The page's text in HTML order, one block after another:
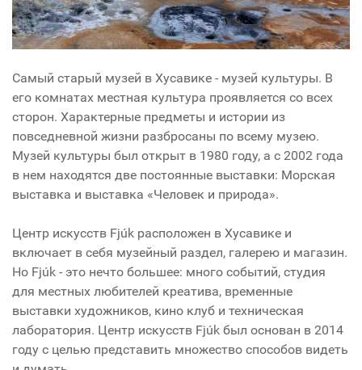
Самый старый музей в Хусавике - музей культуры. В
его комнатах местная культура проявляется со всех
сторон. Характерные предметы и истории из
повседневной жизни разбросаны по всему музею.
Музей культуры был открыт в 1980 году, а с 2002 года
в нем находятся две постоянные выставки: Морская
выставка и выставка «Человек и природа».
Центр искусств Fjúk расположен в Хусавике и
включает в себя музейный раздел, галерею и магазин.
Но Fjúk - это нечто большее: много событий, студия
для местных любителей креатива, временные
выставки художников, кино клуб и техническая
лаборатория. Центр искусств Fjúk был основан в 2014
году с целью представить множество способов видеть